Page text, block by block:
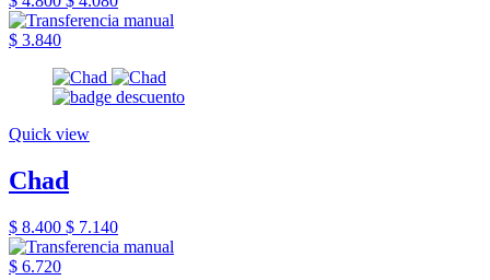
$ 3.840
Quick view
Chad
$ 8.400 $ 7.140
$ 6.720